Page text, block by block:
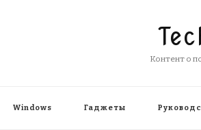
Контент о
Windows Гаджеты